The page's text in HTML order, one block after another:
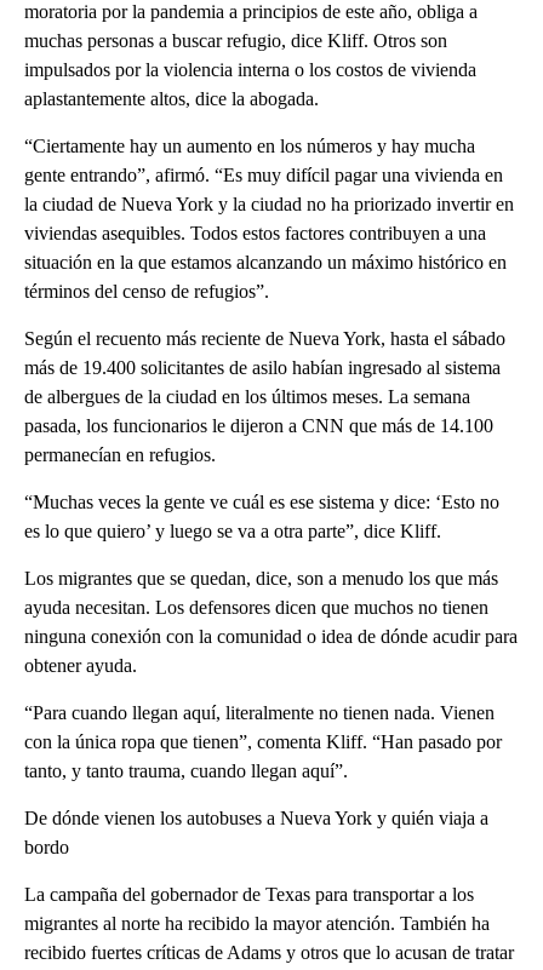
moratoria por la pandemia a principios de este año, obliga a
muchas personas a buscar refugio, dice Kliff. Otros son
impulsados ​​por la violencia interna o los costos de vivienda
aplastantemente altos, dice la abogada.
“Ciertamente hay un aumento en los números y hay mucha
gente entrando”, afirmó. “Es muy difícil pagar una vivienda en
la ciudad de Nueva York y la ciudad no ha priorizado invertir en
viviendas asequibles. Todos estos factores contribuyen a una
situación en la que estamos alcanzando un máximo histórico en
términos del censo de refugios”.
Según el recuento más reciente de Nueva York, hasta el sábado
más de 19.400 solicitantes de asilo habían ingresado al sistema
de albergues de la ciudad en los últimos meses. La semana
pasada, los funcionarios le dijeron a CNN que más de 14.100
permanecían en refugios.
“Muchas veces la gente ve cuál es ese sistema y dice: ‘Esto no
es lo que quiero’ y luego se va a otra parte”, dice Kliff.
Los migrantes que se quedan, dice, son a menudo los que más
ayuda necesitan. Los defensores dicen que muchos no tienen
ninguna conexión con la comunidad o idea de dónde acudir para
obtener ayuda.
“Para cuando llegan aquí, literalmente no tienen nada. Vienen
con la única ropa que tienen”, comenta Kliff. “Han pasado por
tanto, y tanto trauma, cuando llegan aquí”.
De dónde vienen los autobuses a Nueva York y quién viaja a
bordo
La campaña del gobernador de Texas para transportar a los
migrantes al norte ha recibido la mayor atención. También ha
recibido fuertes críticas de Adams y otros que lo acusan de tratar